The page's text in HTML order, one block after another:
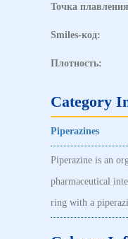
Точка
Smiles-код:
Плотность:
Category
Piperazines
Piperazine is an
pharmaceutical
ring with a